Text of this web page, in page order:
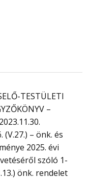
TESTÜLETI
–
2023.11.30.
(V.27.) – önk. és
2025. évi
szóló 1-
önk. rendelet